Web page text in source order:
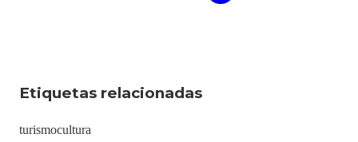
Etiquetas relacionadas
turismocultura